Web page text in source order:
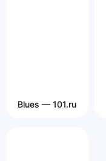
Blues — 101.ru